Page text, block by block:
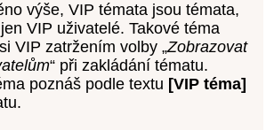
výše, VIP témata jsou témata,
VIP uživatelé. Takové téma
VIP zatržením volby „Zobrazovat
“ při zakládání tématu.
poznáš podle textu [VIP téma]